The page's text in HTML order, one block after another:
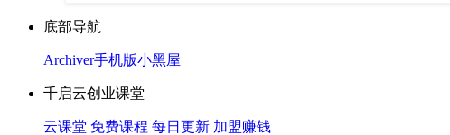
底部导航
Archiver手机版小黑屋
千启云创业课堂
云课堂 免费课程 每日更新 加盟赚钱